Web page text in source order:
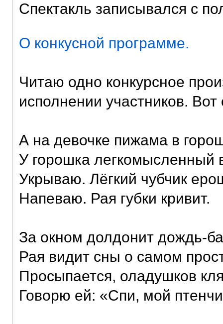
Спектакль записывался с
О конкусной программе.
Читаю одно конкурсное
исполнении участников. Вот
А на девочке пижама в
У горошка легкомысленный
Укрываю. Лёгкий чубчик
Напеваю. Рая губки кривит.
За окном долдонит дождь-
Рая видит сны о самом
Просыпается, оладушков
Говорю ей: «Спи, мой